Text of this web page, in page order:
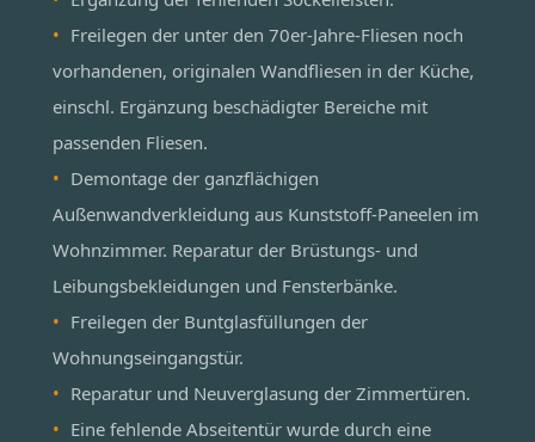
Freilegen der unter den 70er-Jahre-Fliesen noch
vorhandenen, originalen Wandfliesen in der Küche,
einschl. Ergänzung beschädigter Bereiche mit
passenden Fliesen.
Demontage der ganzflächigen
Außenwandverkleidung aus Kunststoff-Paneelen im
Wohnzimmer. Reparatur der Brüstungs- und
Leibungsbekleidungen und Fensterbänke.
Freilegen der Buntglasfüllungen der
Wohnungseingangstür.
Reparatur und Neuverglasung der Zimmertüren.
Eine fehlende Abseitentür wurde durch eine